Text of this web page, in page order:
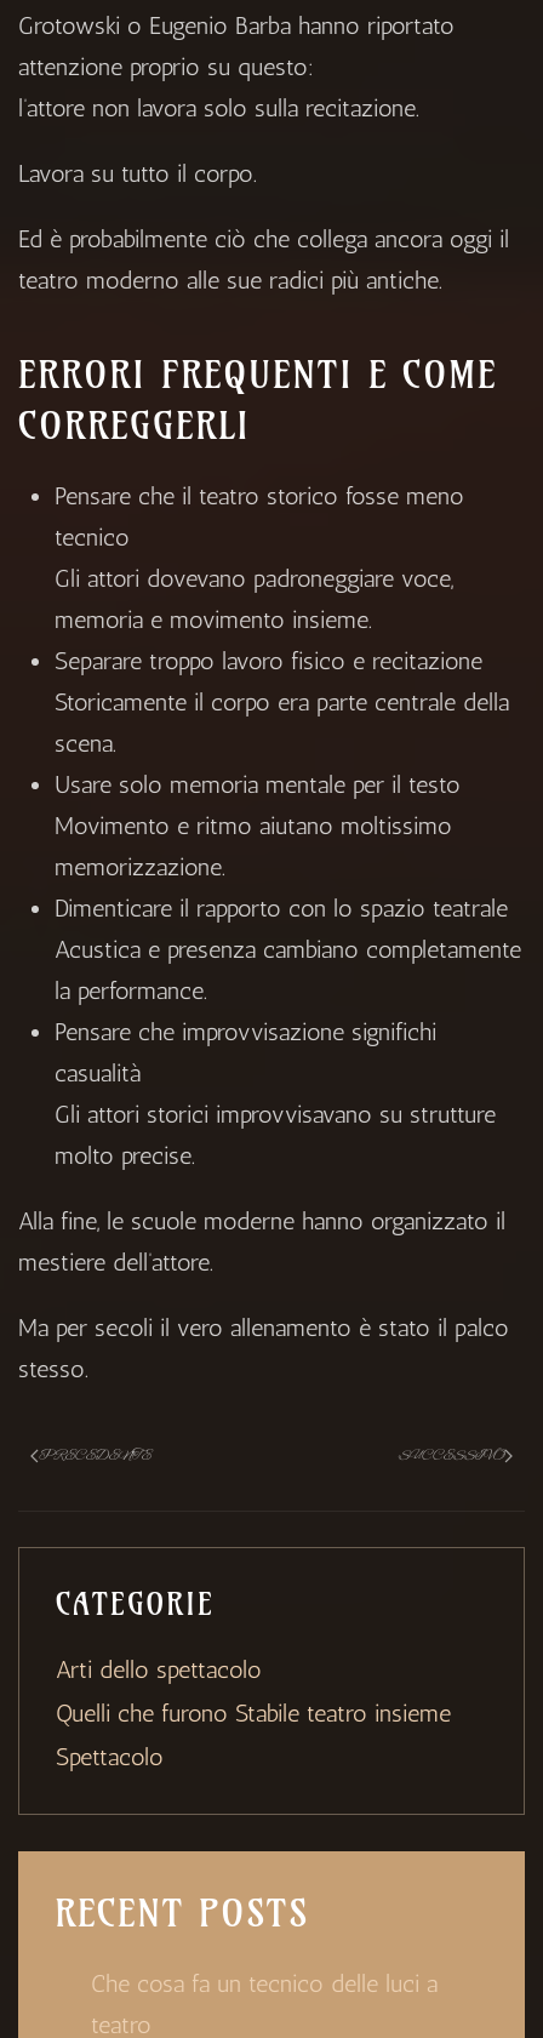
Grotowski o Eugenio Barba hanno riportato
attenzione proprio su questo:
l’attore non lavora solo sulla recitazione.
Lavora su tutto il corpo.
Ed è probabilmente ciò che collega ancora oggi il
teatro moderno alle sue radici più antiche.
ERRORI FREQUENTI E COME
CORREGGERLI
Pensare che il teatro storico fosse meno
tecnico
Gli attori dovevano padroneggiare voce,
memoria e movimento insieme.
Separare troppo lavoro fisico e recitazione
Storicamente il corpo era parte centrale della
scena.
Usare solo memoria mentale per il testo
Movimento e ritmo aiutano moltissimo
memorizzazione.
Dimenticare il rapporto con lo spazio teatrale
Acustica e presenza cambiano completamente
la performance.
Pensare che improvvisazione significhi
casualità
Gli attori storici improvvisavano su strutture
molto precise.
Alla fine, le scuole moderne hanno organizzato il
mestiere dell’attore.
Ma per secoli il vero allenamento è stato il palco
stesso.
PRECEDENTE SUCCESSIVO
CATEGORIE
Arti dello spettacolo
Quelli che furono Stabile teatro insieme
Spettacolo
RECENT POSTS
Che cosa fa un tecnico delle luci a
teatro